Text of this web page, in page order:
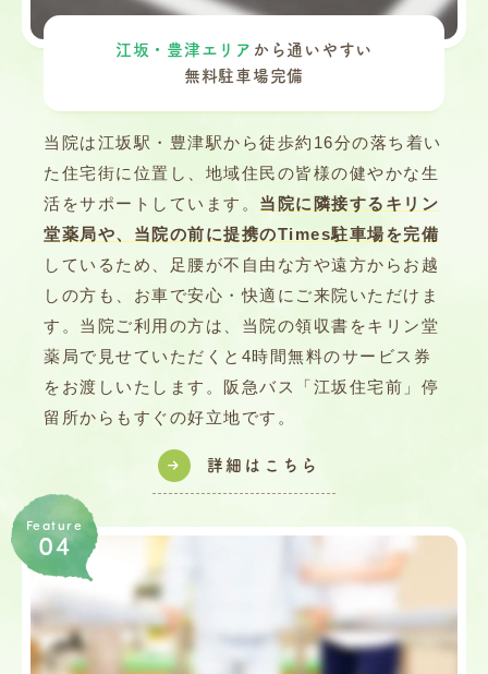
江坂・豊津エリア から通いやすい
無料駐車場完備
当院は江坂駅・豊津駅から徒歩約16分の落ち着い
た住宅街に位置し、地域住民の皆様の健やかな生
活をサポートしています。 当院に隣接するキリン
堂薬局や、当院の前に提携のTimes駐車場を完備
しているため、足腰が不自由な方や遠方からお越
しの方も、お車で安心・快適にご来院いただけま
す。当院ご利用の方は、当院の領収書をキリン堂
薬局で見せていただくと4時間無料のサービス券
をお渡しいたします。阪急バス「江坂住宅前」停
留所からもすぐの好立地です。
詳細はこちら
Feature
04